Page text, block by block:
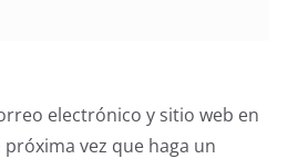
electrónico y sitio web en
vez que haga un